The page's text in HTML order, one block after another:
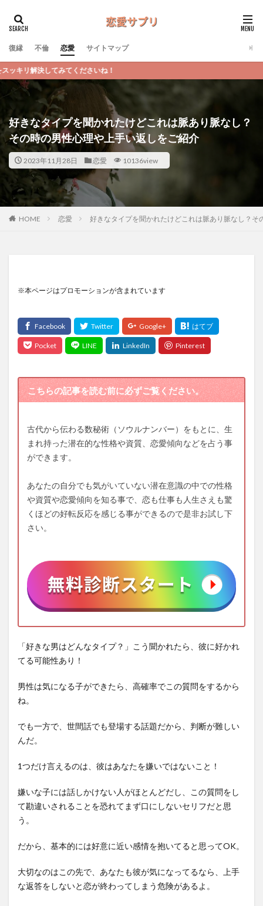
復縁 不倫 恋愛 サイトマップ
ね！
好きなタイプを聞かれたけどこれは脈あり脈なし？
その時の男性心理や上手い返しをご紹介
2023年11月28日 恋愛 10136view
HOME 恋愛 好きなタイプを聞かれたけどこれは脈あり脈なし？
※本ページはプロモーションが含まれています
こちらの記事を読む前に必ずご覧ください。
古代から伝わる数秘術（ソウルナンバー）をもとに、生
まれ持った潜在的な性格や資質、恋愛傾向などを占う事
ができます。
あなたの自分でも気がいていない潜在意識の中での性格
や資質や恋愛傾向を知る事で、恋も仕事も人生さえも驚
くほどの好転反応を感じる事ができるので是非お試し下
さい。
「好きな男はどんなタイプ？」こう聞かれたら、彼に好かれ
てる可能性あり！
男性は気になる子ができたら、高確率でこの質問をするから
ね。
でも一方で、世間話でも登場する話題だから、判断が難しい
んだ。
1つだけ言えるのは、彼はあなたを嫌いではないこと！
嫌いな子には話しかけない人がほとんどだし、この質問をし
て勘違いされることを恐れてまず口にしないセリフだと思
う。
だから、基本的には好意に近い感情を抱いてると思ってOK。
大切なのはこの先で、あなたも彼が気になってるなら、上手
な返答をしないと恋が終わってしまう危険があるよ。